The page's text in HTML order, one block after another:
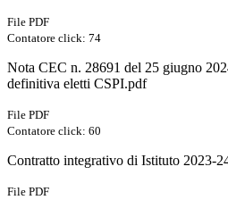
File PDF
Contatore click: 74
Nota CEC n. 28691 del 25 giugno
definitiva eletti CSPI.pdf
File PDF
Contatore click: 60
Contratto integrativo di Istituto 2023-
File PDF